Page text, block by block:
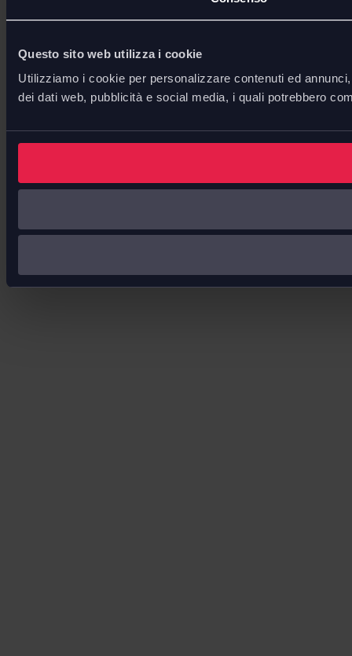
Questo sito web utilizza i cookie
Utilizziamo i cookie per personalizzare contenuti ed
dei dati web, pubblicità e social media, i quali potrebbero